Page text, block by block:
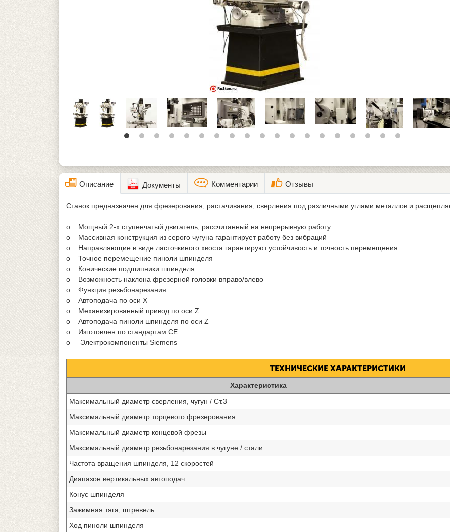
Описание Документы Комментарии Отзывы
Станок предназначен для фрезерования, растачивания, сверления под различными углами металлов и
o Мощный 2-х ступенчатый двигатель, рассчитанный на непрерывную работу
o Массивная конструкция из серого чугуна гарантирует работу без вибраций
o Направляющие в виде ласточкиного хвоста гарантируют устойчивость и точность перемещения
o Точное перемещение пиноли шпинделя
o Конические подшипники шпинделя
o Возможность наклона фрезерной головки вправо/влево
o Функция резьбонарезания
o Автоподача по оси Х
o Механизированный привод по оси Z
o Автоподача пиноли шпинделя по оси Z
o Изготовлен по стандартам СЕ
o Электрокомпоненты Siemens
ТЕХНИЧЕСКИЕ ХАРАКТЕРИСТИКИ
Характеристика
Максимальный диаметр сверления, чугун / Ст.3
Максимальный диаметр торцевого фрезерования
Максимальный диаметр концевой фрезы
Максимальный диаметр резьбонарезания в чугуне / стали
Частота вращения шпинделя, 12 скоростей
Диапазон вертикальных автоподач
Конус шпинделя
Зажимная тяга, штревель
Ход пиноли шпинделя